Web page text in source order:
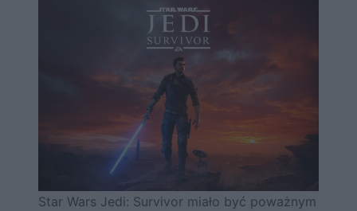
Star Wars Jedi: Survivor miało być poważnym